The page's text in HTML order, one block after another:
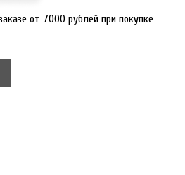
от 7000 рублей при покупке